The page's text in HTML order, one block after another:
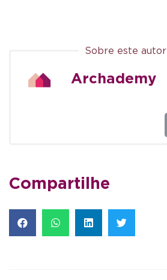
Sobre este autor
Archademy
Compartilhe